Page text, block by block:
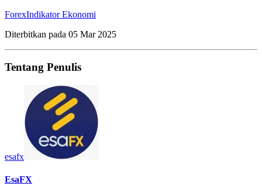
ForexIndikator Ekonomi
Diterbitkan pada 05 Mar 2025
Tentang Penulis
esafx
EsaFX